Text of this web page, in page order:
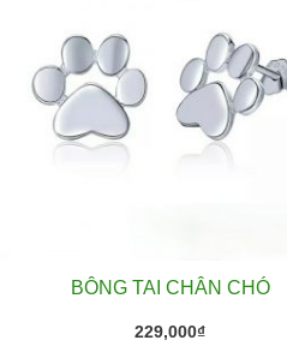
BÔNG TAI CHÂN CHÓ
229,000₫